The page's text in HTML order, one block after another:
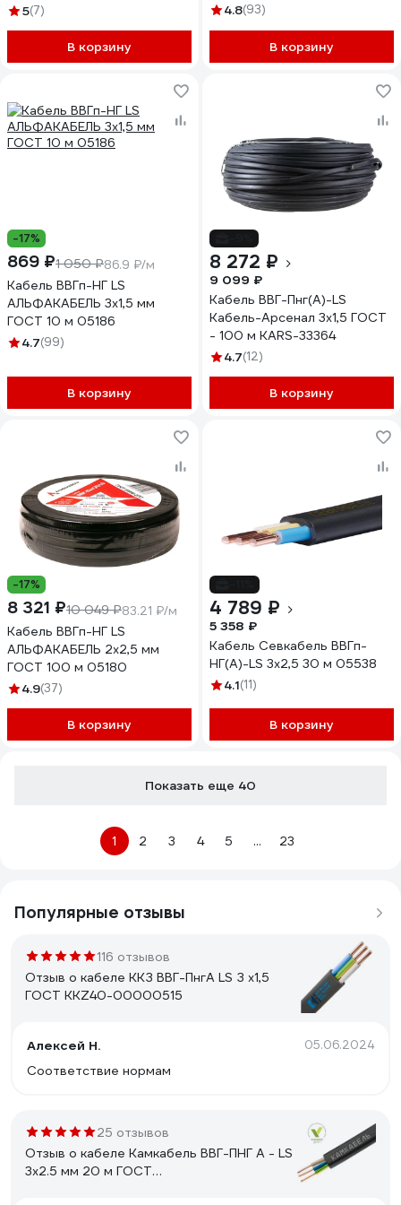
5(7)
В корзину
4.8(93)
В корзину
-17%
869 ₽1 050 ₽86.9 ₽/м
Кабель ВВГп-НГ LS
АЛЬФАКАБЕЛЬ 3х1,5 мм
ГОСТ 10 м 05186
4.7(99)
В корзину
8 272 ₽
9 099 ₽
Кабель ВВГ-Пнг(A)-LS
Кабель-Арсенал 3х1,5 ГОСТ
- 100 м KARS-33364
4.7(12)
В корзину
-17%
8 321 ₽10 049 ₽83.21 ₽/м
Кабель ВВГп-НГ LS
АЛЬФАКАБЕЛЬ 2х2,5 мм
ГОСТ 100 м 05180
4.9(37)
В корзину
4 789 ₽
5 358 ₽
Кабель Севкабель ВВГп-
НГ(А)-LS 3х2,5 30 м 05538
4.1(11)
В корзину
Показать еще 40
1 2 3 4 5 ... 23
Популярные отзывы
116 отзывов
Отзыв о кабеле ККЗ ВВГ-ПнгА LS З x1,5
ГОСТ KKZ40-00000515
Алексей Н. 05.06.2024
Соответствие нормам
25 отзывов
Отзыв о кабеле Камкабель ВВГ-ПНГ А - LS
3x2.5 мм 20 м ГОСТ